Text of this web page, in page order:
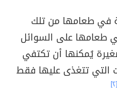
في طعامها من تلك
طعامها على السوائل
يُمكنها أن تكتفي
التي تتغذى عليها فقط
[٢]